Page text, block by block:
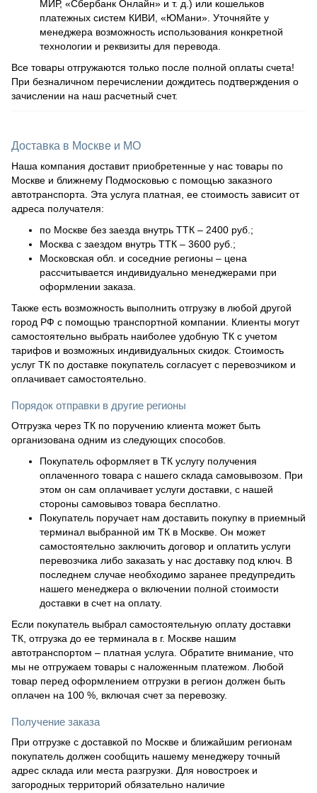
МИР, «Сбербанк Онлайн» и т. д.) или кошельков
платежных систем КИВИ, «ЮМани». Уточняйте у
менеджера возможность использования конкретной
технологии и реквизиты для перевода.
Все товары отгружаются только после полной оплаты счета!
При безналичном перечислении дождитесь подтверждения о
зачислении на наш расчетный счет.
Доставка в Москве и МО
Наша компания доставит приобретенные у нас товары по
Москве и ближнему Подмосковью с помощью заказного
автотранспорта. Эта услуга платная, ее стоимость зависит от
адреса получателя:
по Москве без заезда внутрь ТТК – 2400 руб.;
Москва с заездом внутрь ТТК – 3600 руб.;
Московская обл. и соседние регионы – цена
рассчитывается индивидуально менеджерами при
оформлении заказа.
Также есть возможность выполнить отгрузку в любой другой
город РФ с помощью транспортной компании. Клиенты могут
самостоятельно выбрать наиболее удобную ТК с учетом
тарифов и возможных индивидуальных скидок. Стоимость
услуг ТК по доставке покупатель согласует с перевозчиком и
оплачивает самостоятельно.
Порядок отправки в другие регионы
Отгрузка через ТК по поручению клиента может быть
организована одним из следующих способов.
Покупатель оформляет в ТК услугу получения
оплаченного товара с нашего склада самовывозом. При
этом он сам оплачивает услуги доставки, с нашей
стороны самовывоз товара бесплатно.
Покупатель поручает нам доставить покупку в приемный
терминал выбранной им ТК в Москве. Он может
самостоятельно заключить договор и оплатить услуги
перевозчика либо заказать у нас доставку под ключ. В
последнем случае необходимо заранее предупредить
нашего менеджера о включении полной стоимости
доставки в счет на оплату.
Если покупатель выбрал самостоятельную оплату доставки
ТК, отгрузка до ее терминала в г. Москве нашим
автотранспортом – платная услуга. Обратите внимание, что
мы не отгружаем товары с наложенным платежом. Любой
товар перед оформлением отгрузки в регион должен быть
оплачен на 100 %, включая счет за перевозку.
Получение заказа
При отгрузке с доставкой по Москве и ближайшим регионам
покупатель должен сообщить нашему менеджеру точный
адрес склада или места разгрузки. Для новостроек и
загородных территорий обязательно наличие